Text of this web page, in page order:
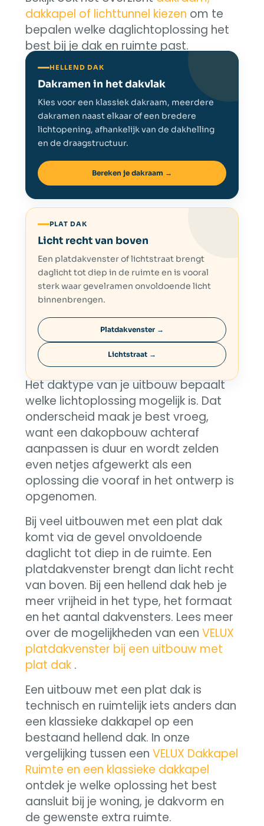
dakkapel of lichttunnel kiezen om te
bepalen welke daglichtoplossing het
best bij je dak en ruimte past.
HELLEND DAK
Dakramen in het dakvlak
Kies voor een klassiek dakraam, meerdere
dakramen naast elkaar of een bredere
lichtopening, afhankelijk van de dakhelling
en de draagstructuur.
Bereken je dakraam →
PLAT DAK
Licht recht van boven
Een platdakvenster of lichtstraat brengt
daglicht tot diep in de ruimte en is vooral
sterk waar gevelramen onvoldoende licht
binnenbrengen.
Platdakvenster →
Lichtstraat →
Het daktype van je uitbouw bepaalt
welke lichtoplossing mogelijk is. Dat
onderscheid maak je best vroeg,
want een dakopbouw achteraf
aanpassen is duur en wordt zelden
even netjes afgewerkt als een
oplossing die vooraf in het ontwerp is
opgenomen.
Bij veel uitbouwen met een plat dak
komt via de gevel onvoldoende
daglicht tot diep in de ruimte. Een
platdakvenster brengt dan licht recht
van boven. Bij een hellend dak heb je
meer vrijheid in het type, het formaat
en het aantal dakvensters. Lees meer
over de mogelijkheden van een VELUX
platdakvenster bij een uitbouw met
plat dak .
Een uitbouw met een plat dak is
technisch en ruimtelijk iets anders dan
een klassieke dakkapel op een
bestaand hellend dak. In onze
vergelijking tussen een VELUX Dakkapel
Ruimte en een klassieke dakkapel
ontdek je welke oplossing het best
aansluit bij je woning, je dakvorm en
de gewenste extra ruimte.